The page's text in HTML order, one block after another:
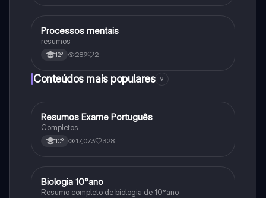
Psicologia
Processos mentais
resumos
12º 289 2
Conteúdos mais populares 9
Português
Resumos Exame Português
Completos
10º 17,073 328
Biologia
Biologia 10°ano
Resumo completo de biologia de 10°ano